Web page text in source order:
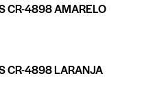
CR-4898 AMARELO
CR-4898 LARANJA